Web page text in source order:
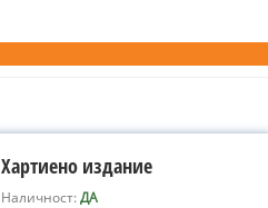
Хартиено издание
Наличност:ДА